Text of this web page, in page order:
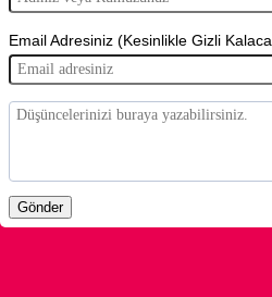
Email Adresiniz (Kesinlikle Gizli